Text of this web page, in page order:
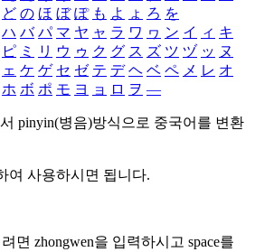
ど の ほ ぼ ぽ も よ ょ ろ を
ハ バ パ マ ヤ ャ ラ ワ ヮ ン イ ィ キ
ピ ミ リ ウ ゥ ク グ ス ズ ツ ヅ ッ ヌ
ェ ケ ゲ セ ゼ テ デ ヘ ベ ペ メ レ オ
ホ ボ ポ モ ヨ ョ ロ ヲ ―
pinyin(병음)방식으로 중국어를 변환
여 사용하시면 됩니다.
면 zhongwen을 입력하시고 space를